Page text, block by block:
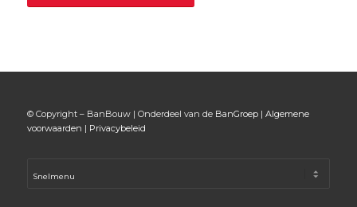
© Copyright – BanBouw | Onderdeel van de BanGroep| Algemene
voorwaarden | Privacybeleid